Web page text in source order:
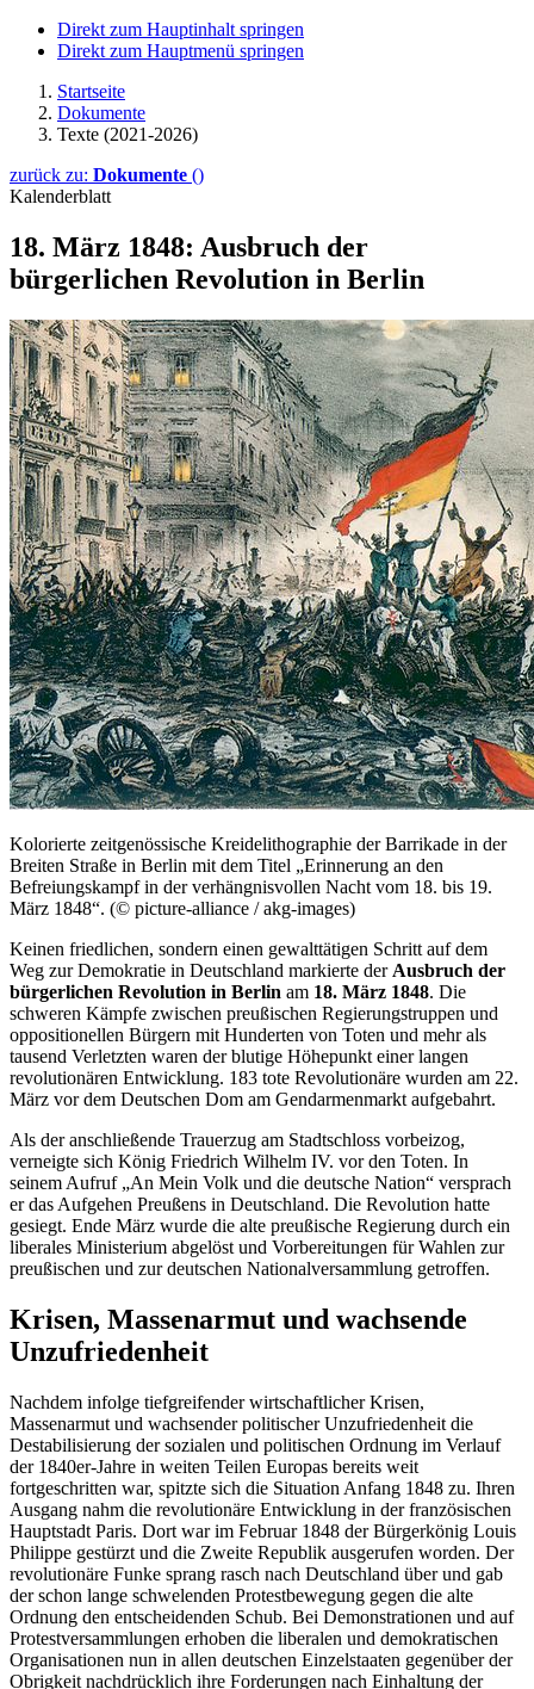
Direkt zum Hauptinhalt springen
Direkt zum Hauptmenü springen
Startseite
Dokumente
Texte (2021-2026)
zurück zu: Dokumente ()
Kalenderblatt
18. März 1848: Ausbruch der
bürgerlichen Revolution in Berlin
Kolorierte zeitgenössische Kreidelithographie der Barrikade in der
Breiten Straße in Berlin mit dem Titel „Erinnerung an den
Befreiungskampf in der verhängnisvollen Nacht vom 18. bis 19.
März 1848“. (© picture-alliance / akg-images)
Keinen friedlichen, sondern einen gewalttätigen Schritt auf dem
Weg zur Demokratie in Deutschland markierte der Ausbruch der
bürgerlichen Revolution in Berlin am 18. März 1848. Die
schweren Kämpfe zwischen preußischen Regierungstruppen und
oppositionellen Bürgern mit Hunderten von Toten und mehr als
tausend Verletzten waren der blutige Höhepunkt einer langen
revolutionären Entwicklung. 183 tote Revolutionäre wurden am 22.
März vor dem Deutschen Dom am Gendarmenmarkt aufgebahrt.
Als der anschließende Trauerzug am Stadtschloss vorbeizog,
verneigte sich König Friedrich Wilhelm IV. vor den Toten. In
seinem Aufruf „An Mein Volk und die deutsche Nation“ versprach
er das Aufgehen Preußens in Deutschland. Die Revolution hatte
gesiegt. Ende März wurde die alte preußische Regierung durch ein
liberales Ministerium abgelöst und Vorbereitungen für Wahlen zur
preußischen und zur deutschen Nationalversammlung getroffen.
Krisen, Massenarmut und wachsende
Unzufriedenheit
Nachdem infolge tiefgreifender wirtschaftlicher Krisen,
Massenarmut und wachsender politischer Unzufriedenheit die
Destabilisierung der sozialen und politischen Ordnung im Verlauf
der 1840er-Jahre in weiten Teilen Europas bereits weit
fortgeschritten war, spitzte sich die Situation Anfang 1848 zu. Ihren
Ausgang nahm die revolutionäre Entwicklung in der französischen
Hauptstadt Paris. Dort war im Februar 1848 der Bürgerkönig Louis
Philippe gestürzt und die Zweite Republik ausgerufen worden. Der
revolutionäre Funke sprang rasch nach Deutschland über und gab
der schon lange schwelenden Protestbewegung gegen die alte
Ordnung den entscheidenden Schub. Bei Demonstrationen und auf
Protestversammlungen erhoben die liberalen und demokratischen
Organisationen nun in allen deutschen Einzelstaaten gegenüber der
Obrigkeit nachdrücklich ihre Forderungen nach Einhaltung der